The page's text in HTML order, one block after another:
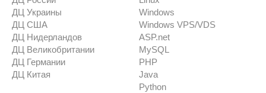
ДЦ Украины
ДЦ США
ДЦ Нидерландов
ДЦ Великобритании
ДЦ Германии
ДЦ Китая
Windows
Windows VPS/VDS
ASP.net
MySQL
PHP
Java
Python